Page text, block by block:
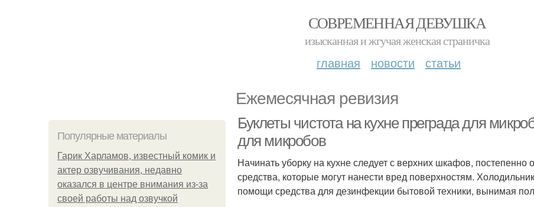
СОВРЕМЕННАЯ ДЕВУШКА
изысканная и жгучая женская страничка
главная новости статьи
Ежемесячная ревизия
Популярные материалы
Гарик Харламов, известный комик и
актер озвучивания, недавно
оказался в центре внимания из-за
своей работы над озвучкой
Буклеты чистота на кухне преграда для
для микробов
Начинать уборку на кухне следует с верхних шкафов, постепенно
средства, которые могут нанести вред поверхностям.
помощи средства для дезинфекции бытовой техники, вынимая